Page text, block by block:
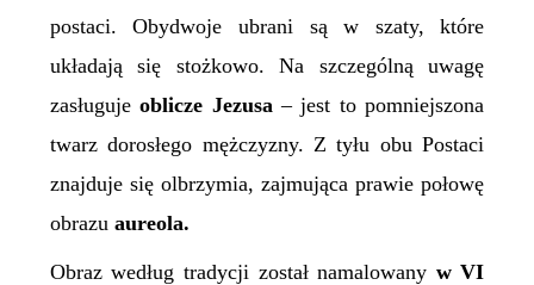
postaci. Obydwoje ubrani są w szaty, które
układają się stożkowo. Na szczególną uwagę
zasługujeoblicze Jezusa– jest to pomniejszona
twarz dorosłego mężczyzny. Z tyłu obu Postaci
znajduje się olbrzymia, zajmująca prawie połowę
obrazu aureola.
Obrazwedług tradycji został namalowany w VI